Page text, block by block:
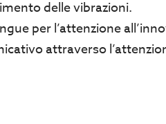
delle vibrazioni.
per l’attenzione
attraverso